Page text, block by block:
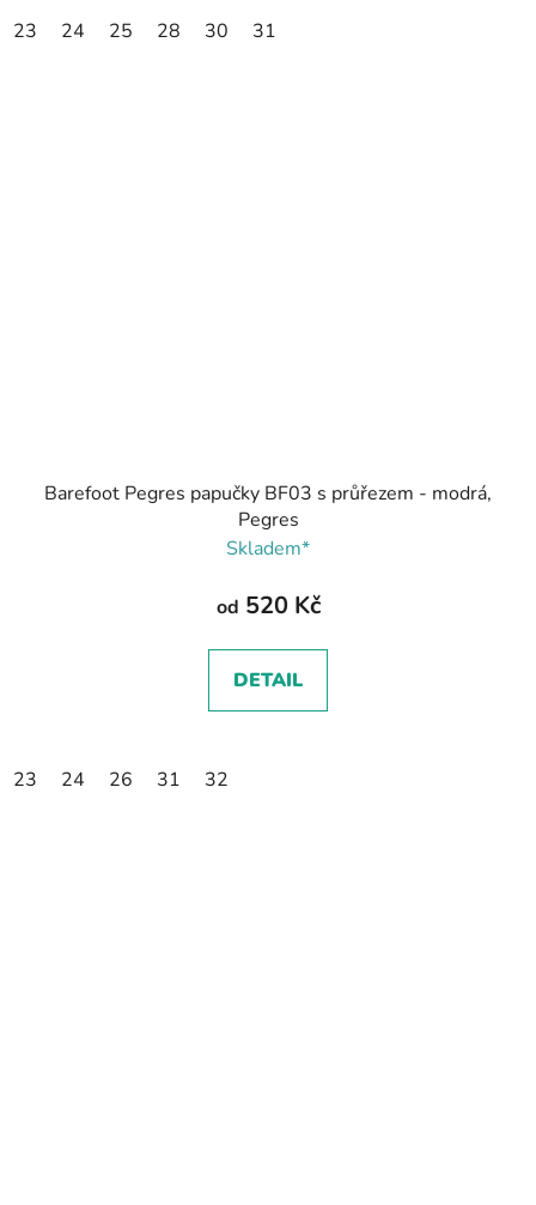
23 24 25 28 30 31
Barefoot Pegres papučky BF03 s průřezem - modrá,
Pegres
Skladem*
od 520 Kč
DETAIL
23 24 26 31 32